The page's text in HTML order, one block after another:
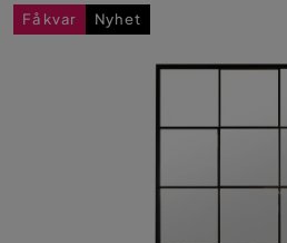
Få kvar Nyhet